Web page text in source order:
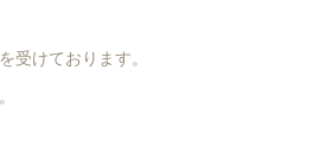
受けております。